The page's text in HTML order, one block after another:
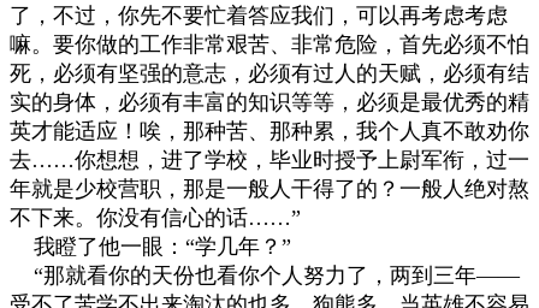
了，不过，你先不要忙着答应我们，可以再考虑考虑
嘛。要你做的工作非常艰苦、非常危险，首先必须不怕
死，必须有坚强的意志，必须有过人的天赋，必须有结
实的身体，必须有丰富的知识等等，必须是最优秀的精
英才能适应！唉，那种苦、那种累，我个人真不敢劝你
去……你想想，进了学校，毕业时授予上尉军衔，过一
年就是少校营职，那是一般人干得了的？一般人绝对熬
不下来。你没有信心的话……”
我瞪了他一眼： “学几年？ ”
“那就看你的天份也看你个人努力了，两到三年——